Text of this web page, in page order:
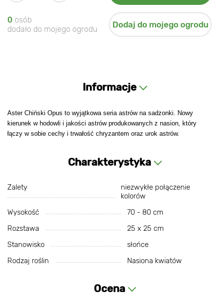
0 osób
dodało do mojego ogrodu
Dodaj do mojego ogrodu
Informacje
Aster Chiński Opus to wyjątkowa seria astrów na sadzonki. Nowy
kierunek w hodowli i jakości astrów produkowanych z nasion, który
łączy w sobie cechy i trwałość chryzantem oraz urok astrów.
Charakterystyka
Zalety
niezwykłe połączenie
kolorów
Wysokość
70 - 80 cm
Rozstawa
25 х 25 cm
Stanowisko
słońce
Rodzaj roślin
Nasiona kwiatów
Ocena